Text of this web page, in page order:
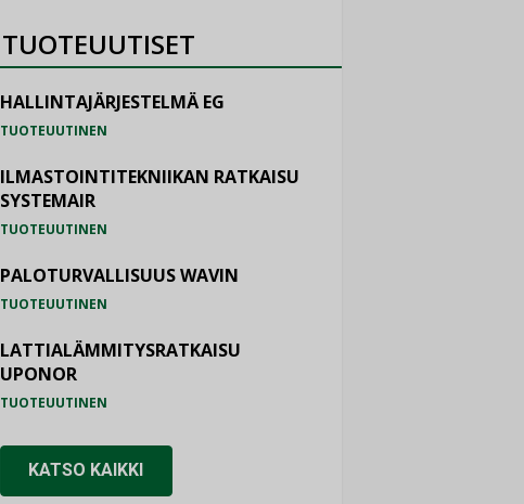
TUOTEUUTISET
HALLINTAJÄRJESTELMÄ EG
TUOTEUUTINEN
ILMASTOINTITEKNIIKAN RATKAISU
SYSTEMAIR
TUOTEUUTINEN
PALOTURVALLISUUS WAVIN
TUOTEUUTINEN
LATTIALÄMMITYSRATKAISU
UPONOR
TUOTEUUTINEN
KATSO KAIKKI